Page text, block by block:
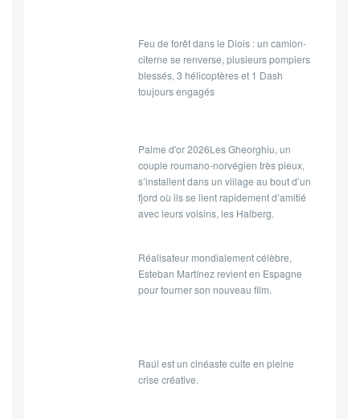
Feu de forêt dans le Diois : un camion-
citerne se renverse, plusieurs pompiers
blessés, 3 hélicoptères et 1 Dash
toujours engagés
Palme d'or 2026Les Gheorghiu, un
couple roumano-norvégien très pieux,
s’installent dans un village au bout d’un
fjord où ils se lient rapidement d’amitié
avec leurs voisins, les Halberg.
Réalisateur mondialement célèbre,
Esteban Martínez revient en Espagne
pour tourner son nouveau film.
Raúl est un cinéaste culte en pleine
crise créative.